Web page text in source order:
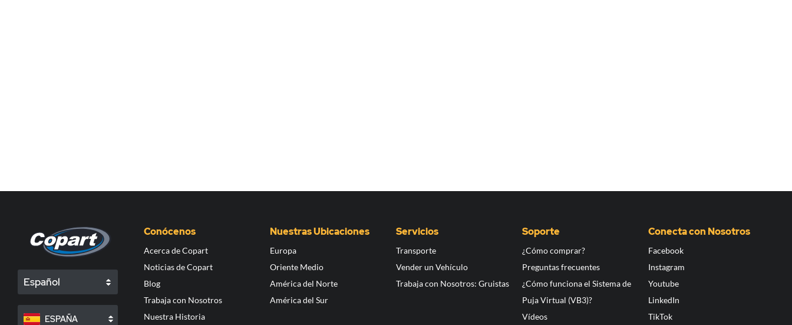
Español
ESPAÑA
Conócenos
Acerca de Copart
Noticias de Copart
Blog
Trabaja con Nosotros
Nuestra Historia
Nuestras Ubicaciones
Europa
Oriente Medio
América del Norte
América del Sur
Servicios
Transporte
Vender un Vehículo
Trabaja con Nosotros: Gruistas
Soporte
¿Cómo comprar?
Preguntas frecuentes
¿Cómo funciona el Sistema de
Puja Virtual (VB3)?
Vídeos
Conecta con Nosotros
Facebook
Instagram
Youtube
LinkedIn
TikTok